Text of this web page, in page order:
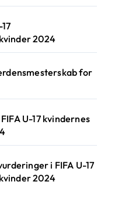
2024
for
U-17 kvindernes
i FIFA U-17
2024